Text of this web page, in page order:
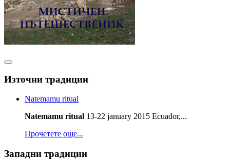
Източни традиции
Natemamu ritual
Natemamu ritual 13-22 january 2015 Ecuador,...
Прочетете още...
Западни традиции